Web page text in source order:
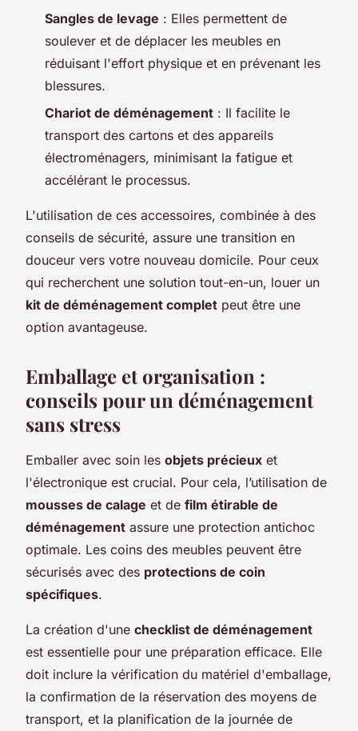
Sangles de levage : Elles permettent de
soulever et de déplacer les meubles en
réduisant l'effort physique et en prévenant les
blessures.
Chariot de déménagement : Il facilite le
transport des cartons et des appareils
électroménagers, minimisant la fatigue et
accélérant le processus.
L'utilisation de ces accessoires, combinée à des
conseils de sécurité, assure une transition en
douceur vers votre nouveau domicile. Pour ceux
qui recherchent une solution tout-en-un, louer un
kit de déménagement complet peut être une
option avantageuse.
Emballage et organisation :
conseils pour un déménagement
sans stress
Emballer avec soin les objets précieux et
l'électronique est crucial. Pour cela, l’utilisation de
mousses de calage et de film étirable de
déménagement assure une protection antichoc
optimale. Les coins des meubles peuvent être
sécurisés avec des protections de coin
spécifiques.
La création d'une checklist de déménagement
est essentielle pour une préparation efficace. Elle
doit inclure la vérification du matériel d'emballage,
la confirmation de la réservation des moyens de
transport, et la planification de la journée de